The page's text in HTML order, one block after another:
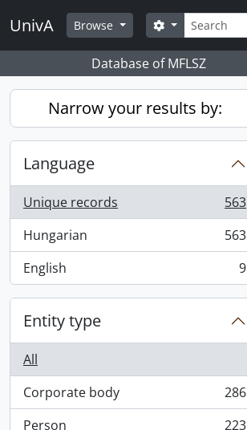
Skip to main content
UnivA Browse Search
Search options
Database of MFLSZ
Narrow your results by:
Language
Unique records
, 563 results
563
Hungarian
, 563 results
563
English
, 9 results 9
Entity type
All
Corporate body
, 286 results
286
Person
223